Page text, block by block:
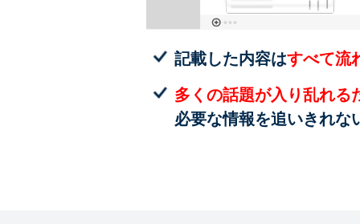
記載した内容はすべて流
多くの話題が入り乱れる
必要な情報を追いきれな